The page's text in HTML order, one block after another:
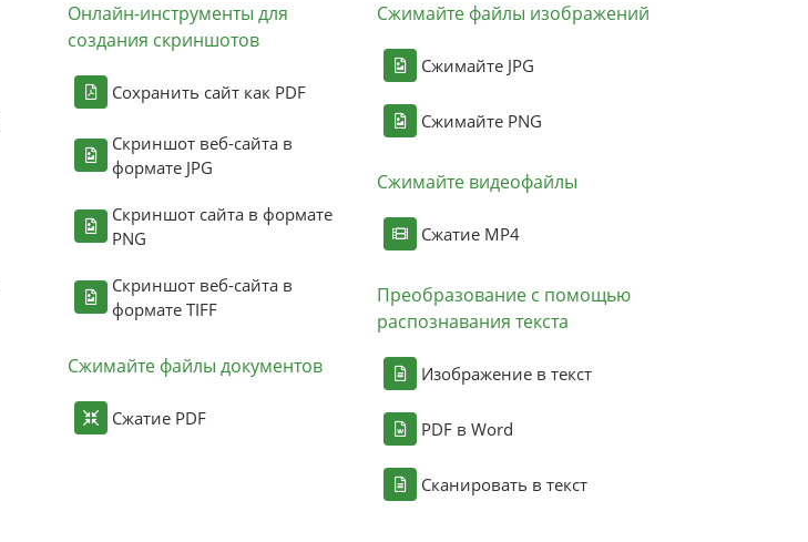
Онлайн-инструменты для
создания скриншотов
Сохранить сайт как PDF
Скриншот веб-сайта в
формате JPG
Скриншот сайта в формате
PNG
Скриншот веб-сайта в
формате TIFF
Сжимайте файлы документов
Сжатие PDF
Сжимайте файлы изображений
Сжимайте JPG
Сжимайте PNG
Сжимайте видеофайлы
Сжатие MP4
Преобразование с помощью
распознавания текста
Изображение в текст
PDF в Word
Сканировать в текст